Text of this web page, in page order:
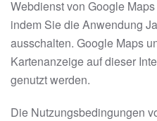
Webdienst von Google
indem Sie die Anwendung
ausschalten. Google Maps
Kartenanzeige auf dieser
genutzt werden.
Die Nutzungsbedingungen